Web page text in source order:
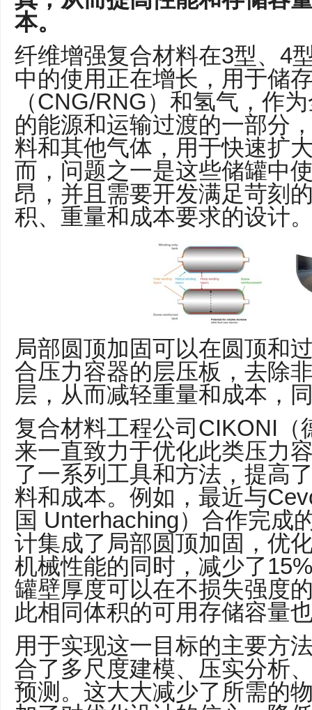
本。
纤维增强复合材料在3型、4
中的使用正在增长，用于储
（CNG/RNG）和氢气，作
的能源和运输过渡的一部分
料和其他气体，用于快速扩
而，问题之一是这些储罐中
昂，并且需要开发满足苛刻
积、重量和成本要求的设计
局部圆顶加固可以在圆顶和
合压力容器的层压板，去除
层，从而减轻重量和成本，
复合材料工程公司CIKONI（
来一直致力于优化此类压力
了一系列工具和方法，提高
料和成本。例如，最近与
国 Unterhaching）合作完成
计集成了局部圆顶加固，优
机械性能的同时，减少了
罐壁厚度可以在不损失强度
此相同体积的可用存储容量
用于实现这一目标的主要方
合了多尺度建模、压实分析
预测。这大大减少了所需的